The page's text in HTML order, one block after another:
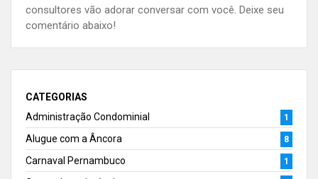
consultores vão adorar conversar com você. Deixe seu
comentário abaixo!
CATEGORIAS
Administração Condominial
1
Alugue com a Âncora 8
Carnaval Pernambuco 1